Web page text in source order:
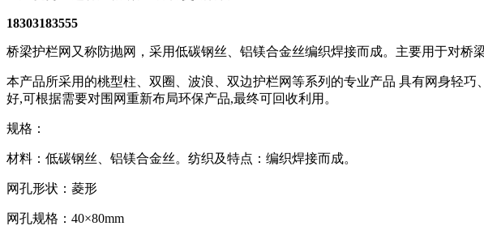
18303183555
桥梁护栏网又称防抛网，采用低碳钢丝、铝镁合金丝编织焊接而成。主要用于对桥
本产品所采用的桃型柱、双圈、波浪、双边护栏网等系列的专业产品 具有网身轻
好,可根据需要对围网重新布局环保产品,最终可回收利用。
规格：
材料：低碳钢丝、铝镁合金丝。纺织及特点：编织焊接而成。
网孔形状：菱形
网孔规格：40×80mm